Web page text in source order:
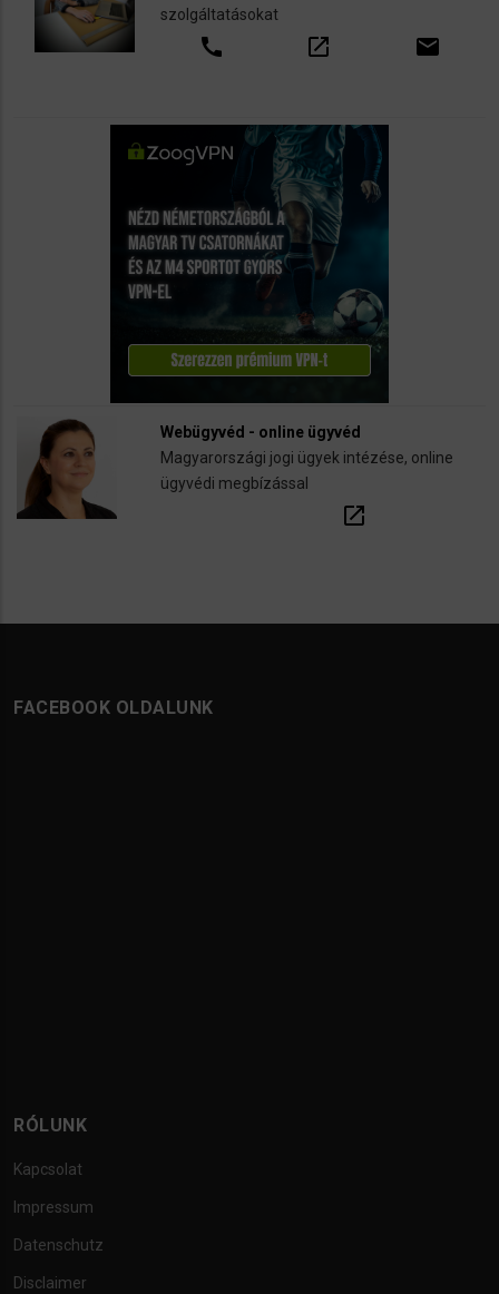
szolgáltatásokat
call open_in_new email
Webügyvéd - online ügyvéd
Magyarországi jogi ügyek intézése, online
ügyvédi megbízással
open_in_new
FACEBOOK OLDALUNK
RÓLUNK
Kapcsolat
Impressum
Datenschutz
Disclaimer